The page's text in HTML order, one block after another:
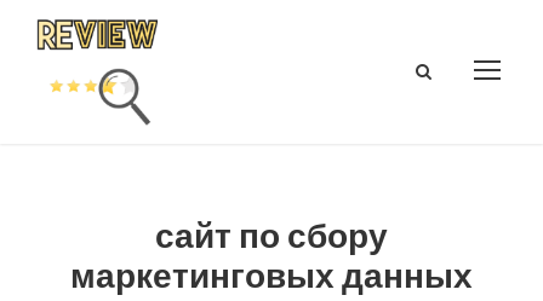
сайт по сбору
маркетинговых данных